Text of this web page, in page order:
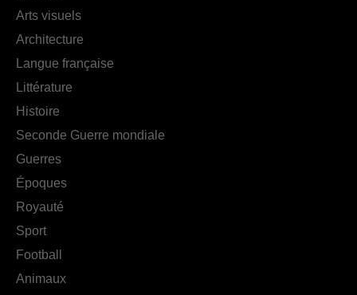
Arts visuels
Architecture
Langue française
Littérature
Histoire
Seconde Guerre mondiale
Guerres
Époques
Royauté
Sport
Football
Animaux